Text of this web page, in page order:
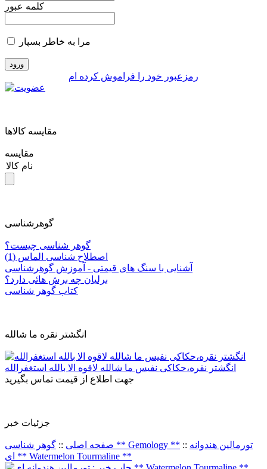
کلمه عبور
مرا به خاطر بسپار
رمزعبور خود را فراموش کرده ام
مقايسه کالاها
مقایسه
نام کالا
گوهرشناسی
گوهر شناسی چیست؟
اصطلاح شناسی الماس (1)
آشنایی با سنگ های قیمتی - آموزش گوهرشناسی
برلیان چه برش هائی دارد؟
کتاب گوهر شناسی
انگشتر نقره ما شالله
انگشتر نقره،حکاکی نفیس ما شالله لاقوه الا بالله استغفرالله
جهت اطلاع از قیمت تماس بگیرید
جزئيات خبر
صفحه اصلی :: گوهر شناسی ** Gemology ** :: تورمالین هندوانه
ای ** Watermelon Tourmaline **